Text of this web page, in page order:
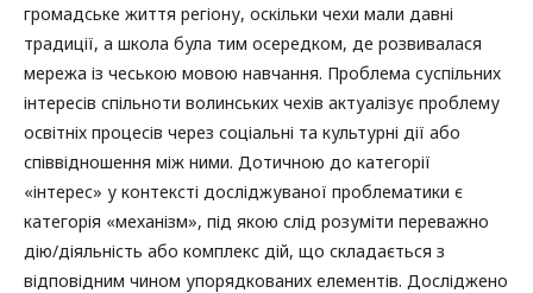
громадське життя регіону, оскільки чехи мали давні
традиції, а школа була тим осередком, де розвивалася
мережа із чеською мовою навчання. Проблема суспільних
інтересів спільноти волинських чехів актуалізує проблему
освітніх процесів через соціальні та культурні дії або
співвідношення між ними. Дотичною до категорії
«інтерес» у контексті досліджуваної проблематики є
категорія «механізм», під якою слід розуміти переважно
дію/діяльність або комплекс дій, що складається з
відповідним чином упорядкованих елементів. Досліджено